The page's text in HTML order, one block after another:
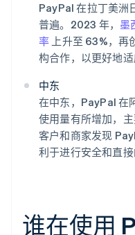
PayPal 在拉丁美洲
普遍。2023 年， 墨
率 上升至 63%，
构合作，以更好地
中东
在中东，PayPal 在
使用量有所增加，
客户和商家发现
利于进行安全和直接
谁在使用